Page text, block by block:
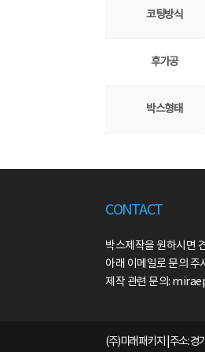
코팅방식
후가공
박스형태
CONTACT
박스제작을 원하시면
아래 이메일로 문의 주
제작 관련 문의:
(주)미래패키지 | 주소: 경